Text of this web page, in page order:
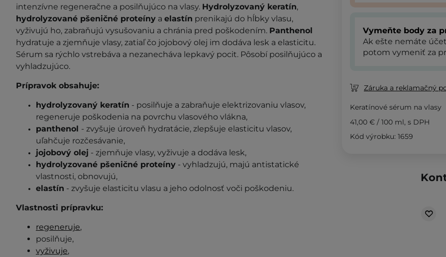
intenzívne regeneračne a posilňujúco na vlasy. Hydrolyzovaný keratín,
hydrolyzované pšeničné proteíny a elastín prenikajú do hĺbky vlasu,
vyživujú ho, zabraňujú vysušovaniu a chránia pred poškodením. Panthenol
hydratuje a zjemňuje vlasy, zatiaľ čo jojobový olej im dodáva lesk a elasticitu.
Sérum sa rýchlo vstrebáva a nezanecháva lepkavý pocit. Pôsobí posilňujúco a
vyhladzujúco.
Prípravok obsahuje:
hydrolyzovaný keratín - posilňuje a zabraňuje elektrizovaniu vlasov,
regeneruje poškodenia na povrchu vlasového vlákna,
panthenol - zvyšuje úroveň hydratácie, zlepšuje elasticitu vlasov,
uľahčuje rozčesávanie,
jojobový olej - zjemňuje vlasy, vyživuje a dodáva lesk,
hydrolyzované pšeničné proteíny - vyhladzujú, majú antistatické
vlastnosti, obnovujú,
elastín - zvyšuje elasticitu vlasu a jeho odolnosť voči poškodeniu.
Vlastnosti prípravku:
regeneruje,
posilňuje,
vyživuje,
Vymeňte body za
Ak ešte nemáte
potom vymeniť za
Záruka a reklamačný
Keratínové sérum na vlasy
41,00 € / 100 ml, s DPH
Kód výrobku: 1659